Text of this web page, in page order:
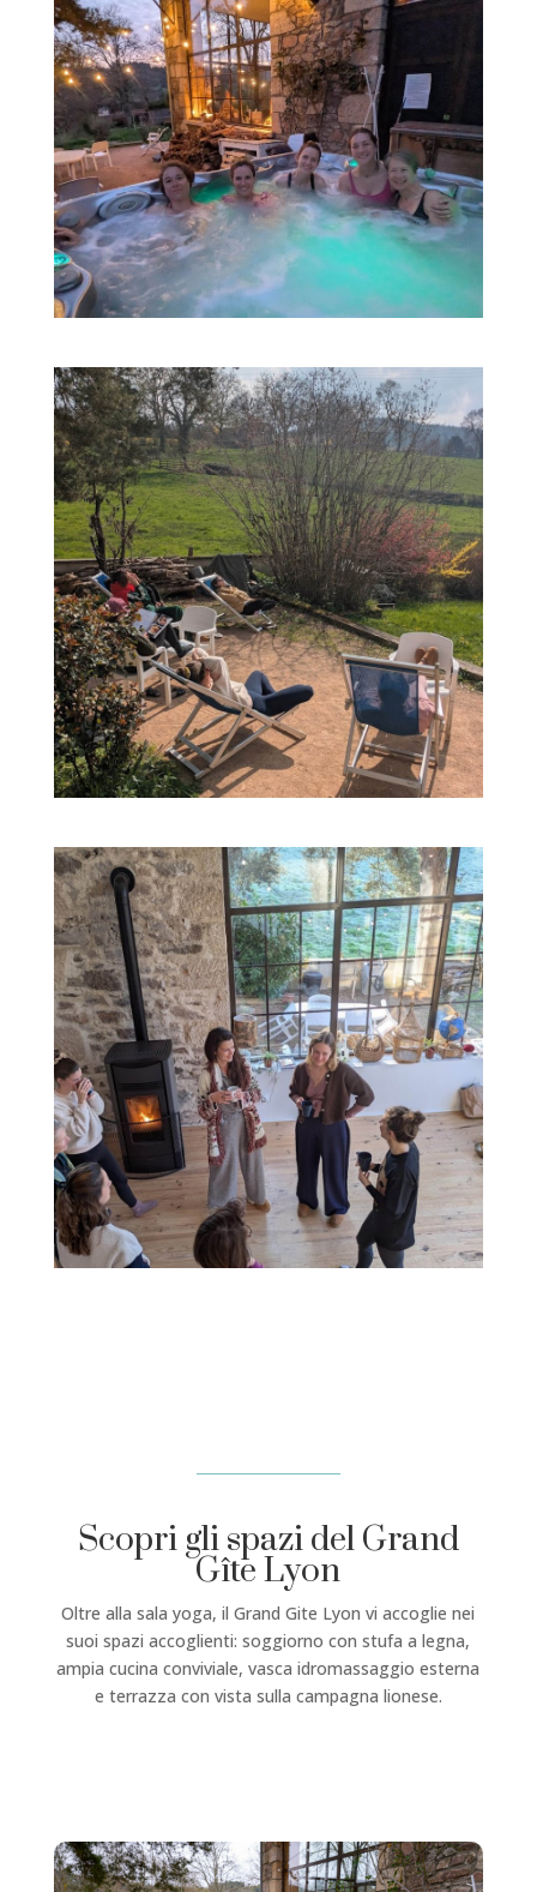
Scopri gli spazi del Grand
Gîte Lyon
Oltre alla sala yoga, il Grand Gite Lyon vi accoglie nei
suoi spazi accoglienti: soggiorno con stufa a legna,
ampia cucina conviviale, vasca idromassaggio esterna
e terrazza con vista sulla campagna lionese.